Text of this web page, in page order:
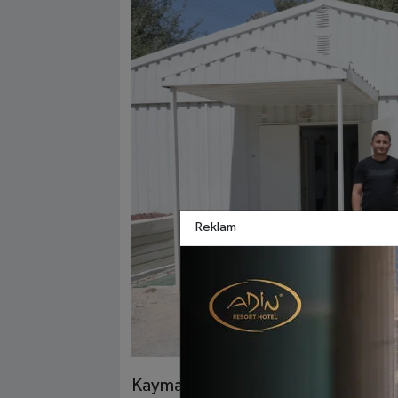
Kaymakam Öztürk açıklamasında,
Reklam